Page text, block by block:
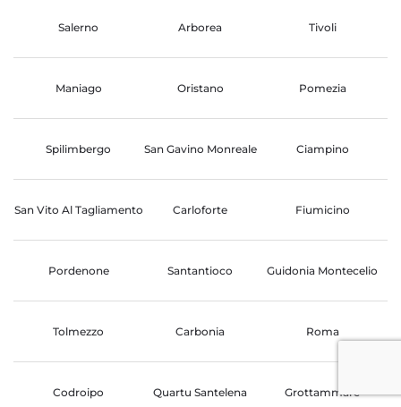
Salerno Arborea Tivoli
Maniago Oristano Pomezia
Spilimbergo San Gavino Monreale Ciampino
San Vito Al Tagliamento Carloforte Fiumicino
Pordenone Santantioco Guidonia Montecelio
Tolmezzo Carbonia Roma
Codroipo Quartu Santelena Grottammare